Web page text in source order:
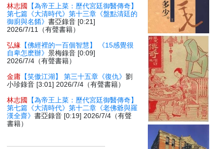
林志國
【為帝王上菜：歷代宮廷御醫傳奇】
第七篇《大清時代》第十三章《盤點清廷的
御廚與名餚》書亞錄音 [0:21]
2026/7/11（有聲書籍）
弘緣 【佛經裡的一百個智慧】 《15感覺很
自卑怎麽辦》景梅錄音 [0:09]
2026/7/4（有聲書籍）
金庸 【笑傲江湖】 第三十五章《復仇》劉
小珍錄音 [3:01] 2026/7/4（有聲書籍）
林志國
【為帝王上菜：歷代宮廷御醫傳奇】
第七篇《大清時代》第十二章《老佛爺與羅
漢全齋》書亞錄音 [0:19] 2026/7/4（有聲
書籍）